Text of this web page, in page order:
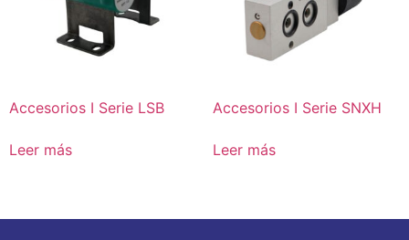
Accesorios I Serie LSB
Leer más
Accesorios I Serie SNXH
Leer más